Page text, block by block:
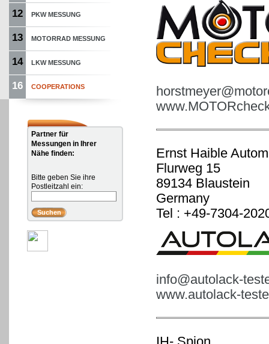
12 PKW MESSUNG
13 MOTORRAD MESSUNG
14 LKW MESSUNG
16 COOPERATIONS
Partner für
Messungen in Ihrer
Nähe finden:
Bitte geben Sie ihre
Postleitzahl ein:
Ernst Haible
Flurweg 15
89134 Blaustein
Germany
Tel : +49-7304-
info@autolack-
www.autolack-